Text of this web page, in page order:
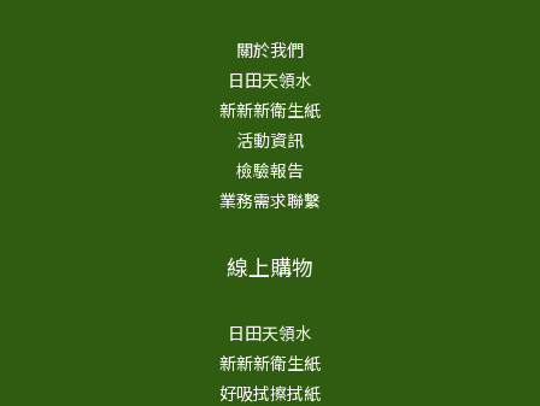
關於我們
日田天領水
新新新衛生紙
活動資訊
檢驗報告
業務需求聯繫
線上購物
日田天領水
新新新衛生紙
好吸拭擦拭紙